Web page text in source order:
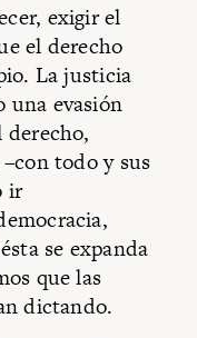
exigir el
el derecho
La justicia
una evasión
todo y sus
ir
se expanda
que las
dictando.